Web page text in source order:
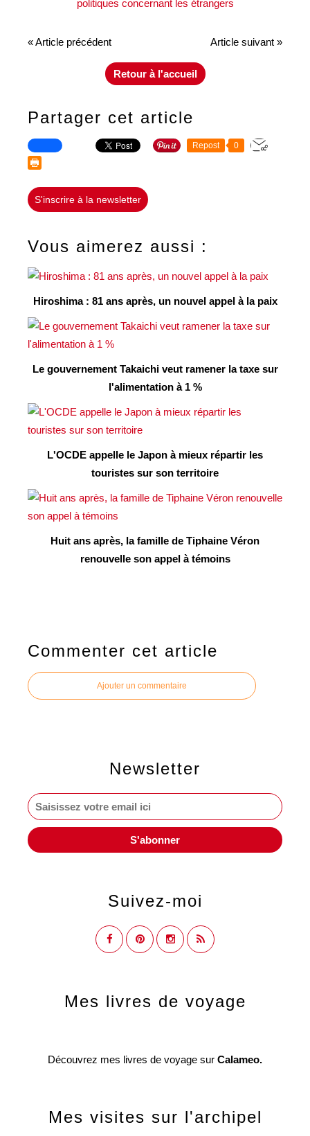
« Article précédent Article suivant »
Retour à l'accueil
Partager cet article
Repost 0
S'inscrire à la newsletter
Vous aimerez aussi :
Hiroshima : 81 ans après, un nouvel appel à la paix
Le gouvernement Takaichi veut ramener la taxe sur
l'alimentation à 1 %
L'OCDE appelle le Japon à mieux répartir les
touristes sur son territoire
Huit ans après, la famille de Tiphaine Véron
renouvelle son appel à témoins
Commenter cet article
Ajouter un commentaire
Newsletter
Suivez-moi
Mes livres de voyage
Découvrez mes livres de voyage sur Calameo.
Mes visites sur l'archipel